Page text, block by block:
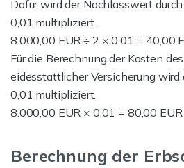
Dafür wird der Nachlasswert
0,01 multipliziert.
8.000,00 EUR ÷ 2 × 0,01 = 40,00
Für die Berechnung der Kosten
eidesstattlicher Versicherung
0,01 multipliziert.
8.000,00 EUR × 0,01 = 80,00 EUR
Berechnung der